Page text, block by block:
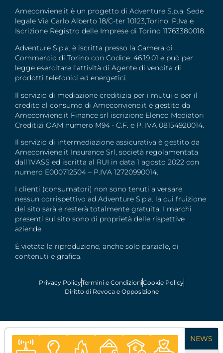
NEWS
Ameconviene.it è un progetto di Adventure S.p.a. Sede
legale Via Carlo Alberto 18/C-ter 10123,Torino. P.Iva e
Iscrizione Registro delle Imprese di Torino 11763380018.
Adventure S.p.a. è iscritta presso la Camera di
Commercio di Torino con Codice: 46.19.01 e può per
legge esercitare l’attività di Agente di vendita di
prodotti telefonici ed energetici.
Il servizio di mediazione creditizia per i mutui e per il
credito al consumo di Ameconviene.it è gestito da
Ameconviene.it Finance srl iscrizione Elenco Mediatori
Creditizi OAM numero M94 • C.F. e P. IVA 08154920014.
Il servizio di intermediazione assicurativa è gestito da
Ameconviene.it Insurance Srl, società regolamentata
dall’IVASS ed iscritta al RUI in data 1 agosto 2022 con
numero E000712504 – P.IVA 12720990014.
I clienti (consumatori) non sono tenuti a versare
nessun corrispettivo ad Adventure S.p.a. la cui fruizione
del sito sarà e resterà totalmente gratuita. I marchi
presenti sul sito sono di proprietà delle rispettive
aziende.
È vietata la riproduzione, anche solo parziale, di
contenuti e grafica.
Privacy PolicyTermini e CondizioniCookie Policy
Diritto di Revoca e Opposizione